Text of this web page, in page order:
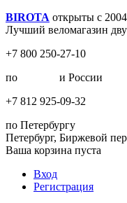
BIROTA открыты с
Лучший веломагазин
+7 800 250-27-10
по
и России
+7 812 925-09-32
по Петербургу
Петербург, Биржевой
Ваша корзина пуста
Вход
Регистрация